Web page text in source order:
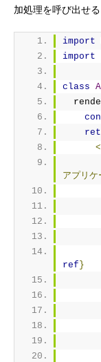
加処理を呼び出せ
import
import
class
<
アプリ
ref }